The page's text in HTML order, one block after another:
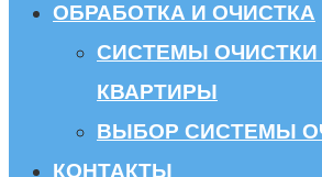
ОБРАБОТКА И ОЧИСТКА
СИСТЕМЫ
КВАРТИРЫ
ВЫБОР СИСТЕМЫ
КОНТАКТЫ